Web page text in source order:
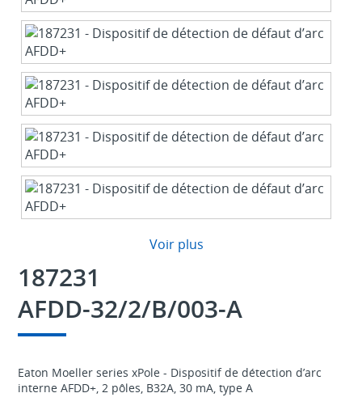
Voir plus
187231
AFDD-32/2/B/003-A
Eaton Moeller series xPole - Dispositif de détection d’arc
interne AFDD+, 2 pôles, B32A, 30 mA, type A